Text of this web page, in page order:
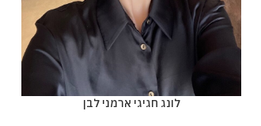
לונג חגיגי ארמני לבן